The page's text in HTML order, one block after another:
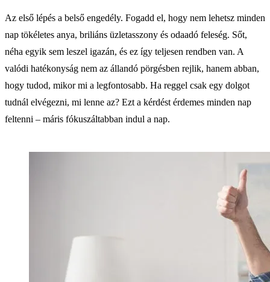
Az első lépés a belső engedély. Fogadd el, hogy nem lehetsz minden
nap tökéletes anya, briliáns üzletasszony és odaadó feleség. Sőt,
néha egyik sem leszel igazán, és ez így teljesen rendben van. A
valódi hatékonyság nem az állandó pörgésben rejlik, hanem abban,
hogy tudod, mikor mi a legfontosabb. Ha reggel csak egy dolgot
tudnál elvégezni, mi lenne az? Ezt a kérdést érdemes minden nap
feltenni – máris fókuszáltabban indul a nap.